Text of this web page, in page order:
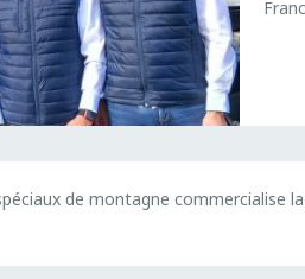
de montagne commercialise